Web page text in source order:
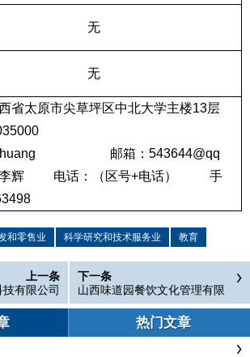
无
无
省太原市尖草坪区中北大学主楼13层
邮箱： 543644@qq
辉
电话：（区号+电话）
手
和零售业 科学研究和技术服务业 教育
上一条
有限公司
下一条
山西味道园餐饮文化管理有限
公司
热门文章